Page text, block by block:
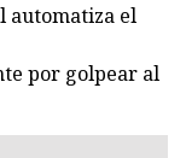
automatiza el
por golpear al